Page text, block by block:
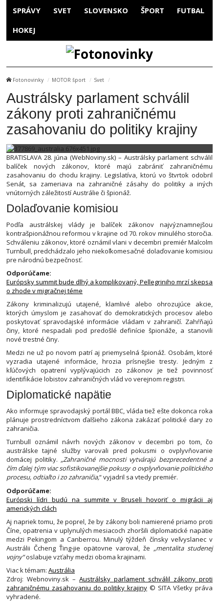
SPRÁVY SVET SLOVENSKO ŠPORT FUTBAL
HOKEJ
Fotonovinky MOTOR šport Svet
Austrálsky parlament schválil
zákony proti zahraničnému
zasahovaniu do politiky krajiny
BRATISLAVA 28. júna (WebNoviny.sk) – Austrálsky parlament schválil
balíček nových zákonov, ktoré majú zabrániť zahraničnému
zasahovaniu do chodu krajiny. Legislatíva, ktorú vo štvrtok odobril
Senát, sa zameriava na zahraničné zásahy do politiky a iných
vnútorných záležitostí Austrálie či špionáž.
Dolaďovanie komisiou
Podľa austrálskej vlády je balíček zákonov najvýznamnejšou
kontrašpionážnou reformou v krajine od 70. rokov minulého storočia.
Schváleniu zákonov, ktoré oznámil vlani v decembri premiér Malcolm
Turnbull, predchádzalo jeho niekoľkomesačné dolaďovanie komisiou
pre národnú bezpečnosť.
Odporúčame:
Európsky summit bude dlhý a komplikovaný, Pellegriniho mrzí skepsa
o zhode v migračnej téme
Zákony kriminalizujú utajené, klamlivé alebo ohrozujúce akcie,
ktorých úmyslom je zasahovať do demokratických procesov alebo
poskytovať spravodajské informácie vládam v zahraničí. Zahŕňajú
činy, ktoré nespadali pod predošlé definície špionáže, a stanovili
nové trestné činy.
Medzi ne už po novom patrí aj priemyselná špionáž. Osobám, ktoré
vyzradia utajené informácie, hrozia prísnejšie tresty. Jedným z
kľúčových opatrení vyplývajúcich zo zákonov je tiež povinnosť
identifikácie lobistov zahraničných vlád vo verejnom registri.
Diplomatické napätie
Ako informuje spravodajský portál BBC, vláda tiež ešte dokonca roka
plánuje prostredníctvom ďalšieho zákona zakázať politické dary zo
zahraničia.
Turnbull oznámil návrh nových zákonov v decembri po tom, čo
austrálske tajné služby varovali pred pokusmi o ovplyvňovanie
domácej politiky. „Zahraničné mocnosti vytvárajú bezprecedentné a
čím ďalej tým viac sofistikovanejšie pokusy o ovplyvňovanie politického
procesu, odtiaľto i zo zahraničia,“ vyjadril sa vtedy premiér.
Odporúčame:
Európski lídri budú na summite v Bruseli hovoriť o migrácii aj
amerických clách
Aj napriek tomu, že poprel, že by zákony boli namierené priamo proti
Číne, opatrenia v uplynulých mesiacoch zhoršili diplomatické napätie
medzi Pekingom a Canberrou. Minulý týždeň čínsky veľvyslanec v
Austrálii Čcheng Ťing-jie opätovne varoval, že „mentalita studenej
vojny“oslabuje vzťahy medzi oboma krajinami.
Viac k témam: Austrália
Zdroj: Webnoviny.sk – Austrálsky parlament schválil zákony proti
zahraničnému zasahovaniu do politiky krajiny © SITA Všetky práva
vyhradené.